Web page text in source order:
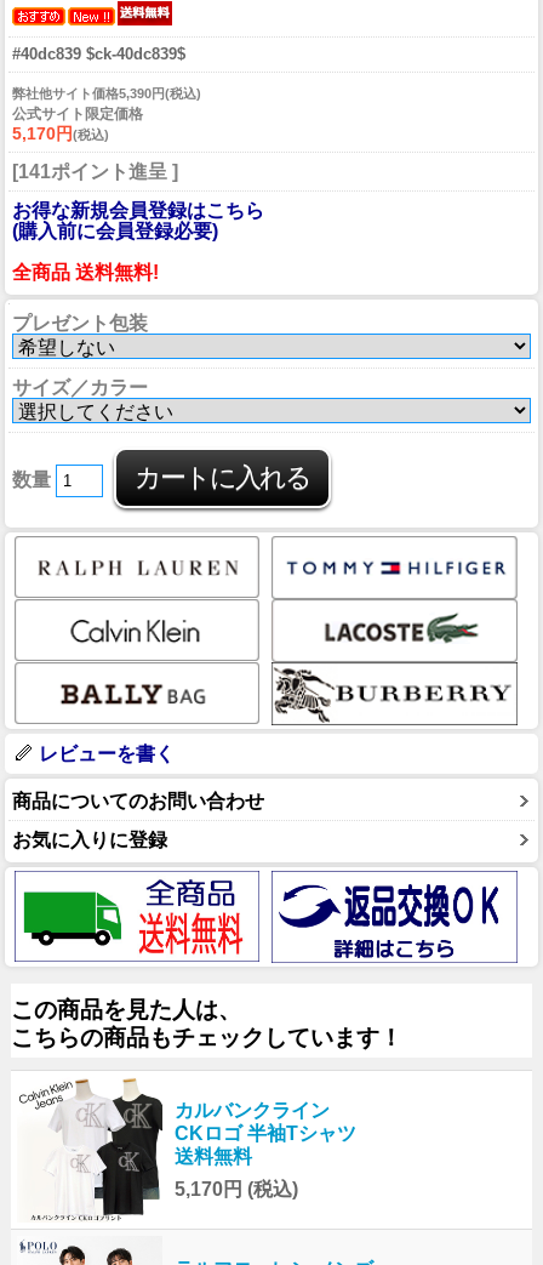
#40dc839 $ck-40dc839$
弊社他サイト価格5,390円(税込)
公式サイト限定価格
5,170円(税込)
[141ポイント進呈 ]
お得な新規会員登録はこちら
(購入前に会員登録必要)
全商品 送料無料!
プレゼント包装
サイズ／カラー
数量
レビューを書く
商品についてのお問い合わせ
お気に入りに登録
この商品を見た人は、
こちらの商品もチェックしています！
カルバンクライン
CKロゴ 半袖Tシャツ
送料無料
5,170円 (税込)